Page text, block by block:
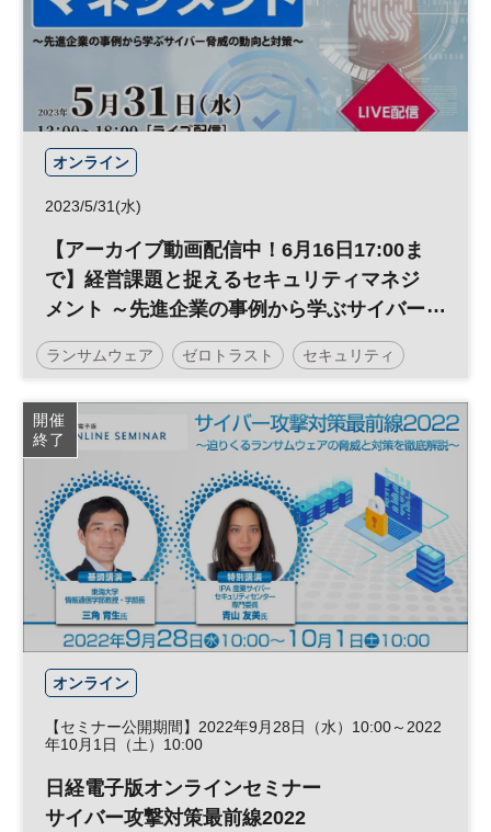
プレミアム・カンファレンス・シリーズ
オンライン
2023/5/31(水)
【アーカイブ動画配信中！6月16日17:00ま
で】経営課題と捉えるセキュリティマネジ
メント ～先進企業の事例から学ぶサイバー
脅威の動向と対策～
ランサムウェア ゼロトラスト セキュリティ
リスク管理 テレワーク リスクマネジメント
サイバー攻撃 参加無料
日経メッセプレミアム・カンファレンス・シリーズ
プレミアム・カンファレンス・シリーズ
開催
終了
オンライン
【セミナー公開期間】2022年9月28日（水）10:00～2022
年10月1日（土）10:00
日経電子版オンラインセミナー
サイバー攻撃対策最前線2022